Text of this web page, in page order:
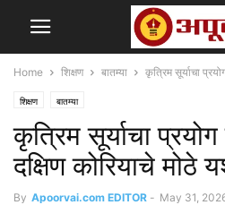
Home शिक्षण बातम्या कृत्रिम सूर्याचा
शिक्षण बातम्या
कृत्रिम सूर्याचा
दक्षिण कोरियाचे मोठे
By Apoorvai.com EDITOR - May 31,